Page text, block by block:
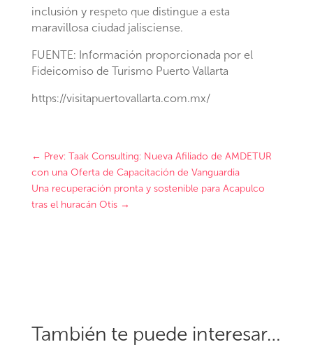
inclusión y respeto que distingue a esta
maravillosa ciudad jalisciense.
FUENTE: Información proporcionada por el
Fideicomiso de Turismo Puerto Vallarta
https://visitapuertovallarta.com.mx/
← Prev: Taak Consulting: Nueva Afiliado de AMDETUR
con una Oferta de Capacitación de Vanguardia
Una recuperación pronta y sostenible para Acapulco
tras el huracán Otis→
También te puede interesar…